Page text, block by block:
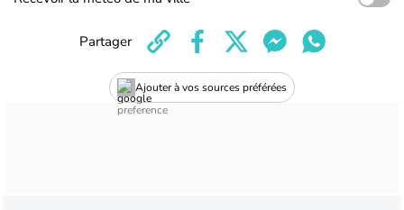
Ajouter à vos sources préférées
Partager